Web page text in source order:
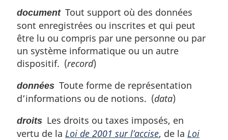
documentTout support où des données
sont enregistrées ou inscrites et qui peut
être lu ou compris par une personne ou par
un système informatique ou un autre
dispositif. (record)
données Toute forme de représentation
d’informations ou de notions. (data)
droits Les droits ou taxes imposés, en
vertu de la Loi de 2001 sur l’accise, de la Loi